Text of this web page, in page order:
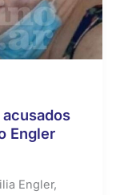
Engler
Engler,